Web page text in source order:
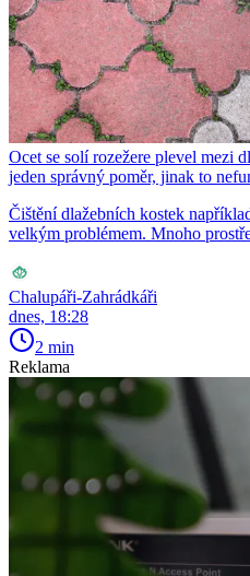
Ocet se solí rozežere plevel mezi
jeden správný poměr, jinak to
Čištění dlažebních kostek
velkým problémem. Mnoho
Chalupáři-Zahrádkáři
dnes, 18:28
2 min
Reklama